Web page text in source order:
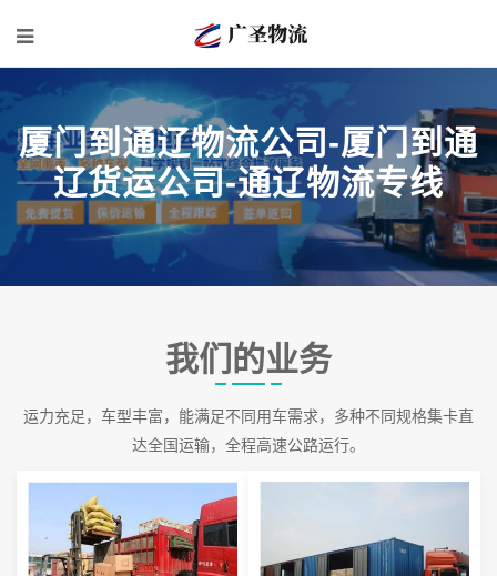
厦门到通辽物流公司-厦门到通
辽货运公司-通辽物流专线
我们的业务
运力充足，车型丰富，能满足不同用车需求，多种不同规格集卡直
达全国运输，全程高速公路运行。